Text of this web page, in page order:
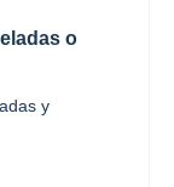
o
y